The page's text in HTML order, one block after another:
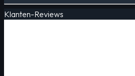
Klanten-Reviews